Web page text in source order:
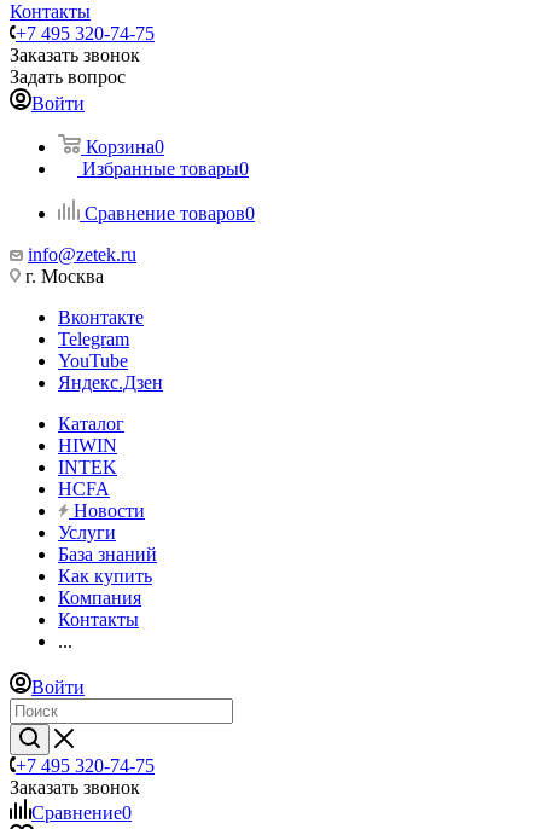
Контакты
+7 495 320-74-75
Заказать звонок
Задать вопрос
Войти
Корзина0
Избранные товары0
Сравнение товаров0
info@zetek.ru
г. Москва
Вконтакте
Telegram
YouTube
Яндекс.Дзен
Каталог
HIWIN
INTEK
HCFA
Новости
Услуги
База знаний
Как купить
Компания
Контакты
...
Войти
+7 495 320-74-75
Заказать звонок
Сравнение0